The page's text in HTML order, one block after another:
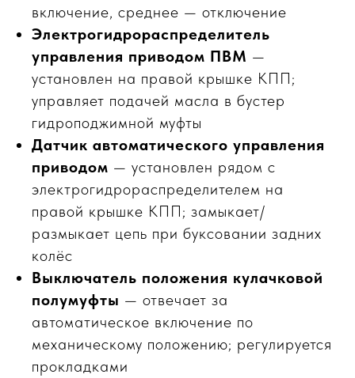
включение, среднее — отключение
Электрогидрораспределитель
управления приводом ПВМ —
установлен на правой крышке КПП;
управляет подачей масла в бустер
гидроподжимной муфты
Датчик автоматического управления
приводом — установлен рядом с
электрогидрораспределителем на
правой крышке КПП; замыкает/
размыкает цепь при буксовании задних
колёс
Выключатель положения кулачковой
полумуфты — отвечает за
автоматическое включение по
механическому положению; регулируется
прокладками